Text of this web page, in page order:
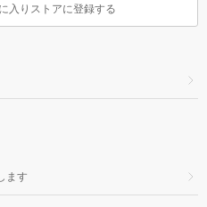
入りストアに登録する
ます